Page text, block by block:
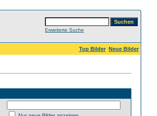
Erweiterte Suche
Top Bilder Neue Bilder